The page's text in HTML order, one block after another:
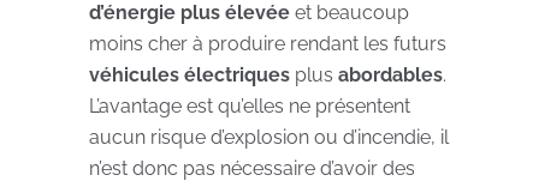
d’énergie plus élevée et beaucoup
moins cher à produire rendant les futurs
véhicules électriques plus abordables.
L’avantage est qu’elles ne présentent
aucun risque d’explosion ou d’incendie, il
n’est donc pas nécessaire d’avoir des